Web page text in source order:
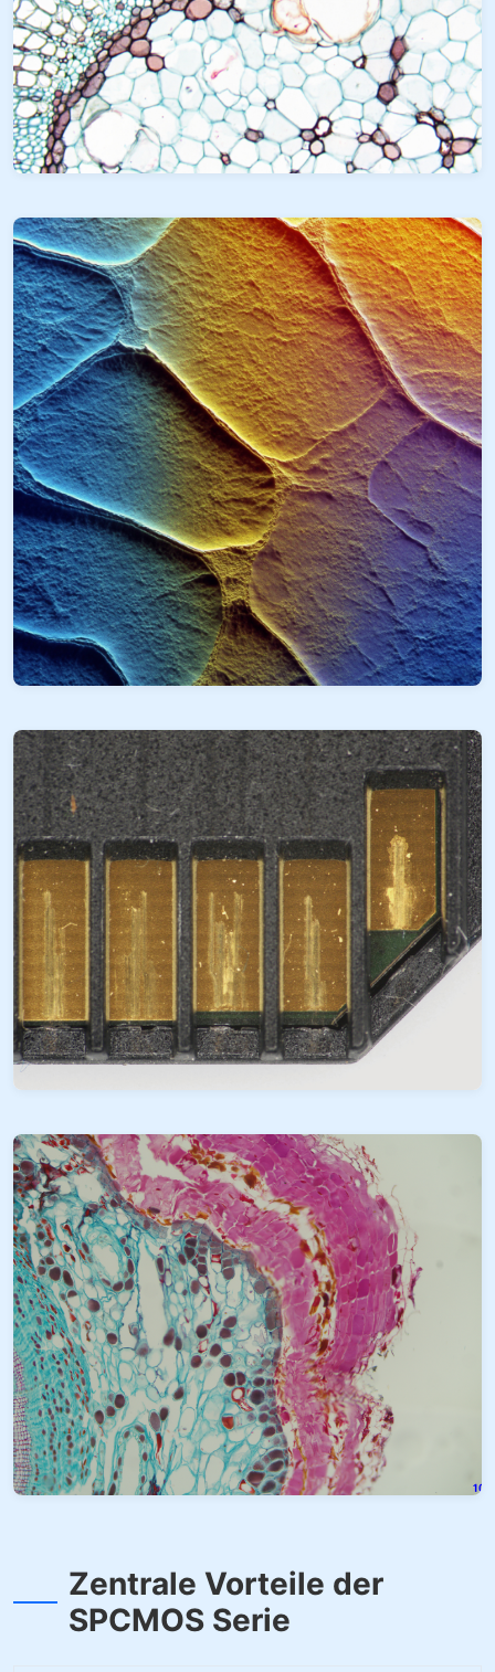
Zentrale Vorteile der
SPCMOS Serie